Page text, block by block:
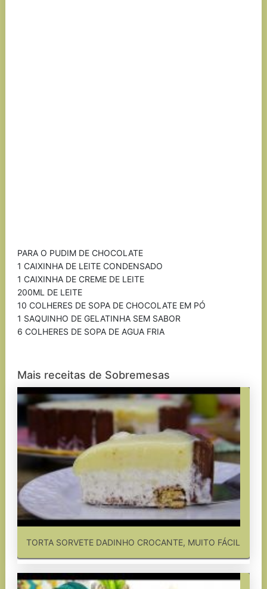
PARA O PUDIM DE CHOCOLATE
1 CAIXINHA DE LEITE CONDENSADO
1 CAIXINHA DE CREME DE LEITE
200ML DE LEITE
10 COLHERES DE SOPA DE CHOCOLATE EM PÓ
1 SAQUINHO DE GELATINHA SEM SABOR
6 COLHERES DE SOPA DE AGUA FRIA
Mais receitas de Sobremesas
TORTA SORVETE DADINHO CROCANTE, MUITO FÁCIL